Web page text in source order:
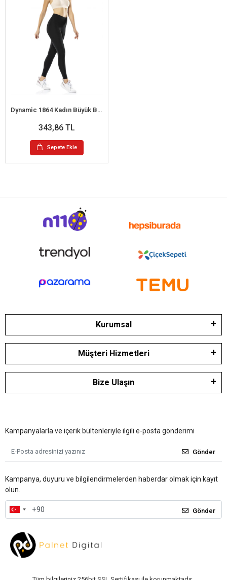
Dynamic 1864 Kadın Büyük Beden Dalgıç Tayt
343,86 TL
Sepete Ekle
Kurumsal
Müşteri Hizmetleri
Bize Ulaşın
Kampanyalarla ve içerik bültenleriyle ilgili e-posta gönderimi
Gönder
Kampanya, duyuru ve bilgilendirmelerden haberdar olmak için kayıt
olun.
Gönder